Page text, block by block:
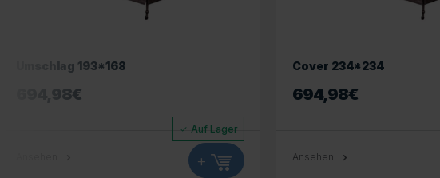
Umschlag 193*168
694,98€
Auf Lager
+
Cover 234*234
694,98€
Ansehen